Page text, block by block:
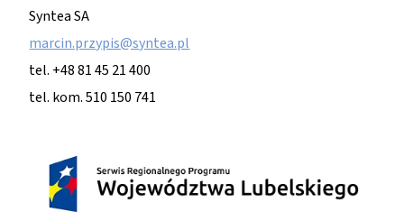
Syntea SA
marcin.przypis@syntea.pl
tel. +48 81 45 21 400
tel. kom. 510 150 741